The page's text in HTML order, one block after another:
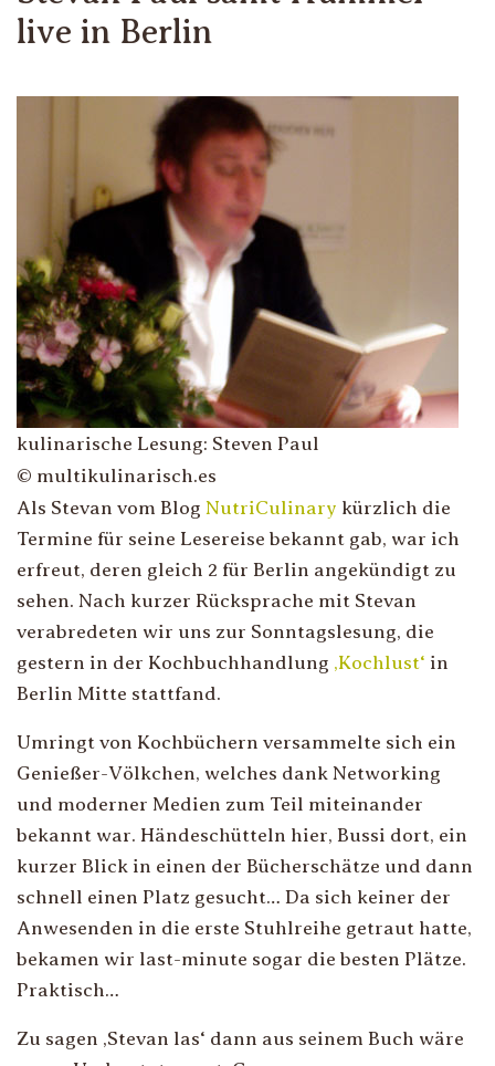
live in Berlin
kulinarische Lesung: Steven Paul
© multikulinarisch.es
Als Stevan vom Blog NutriCulinary kürzlich die
Termine für seine Lesereise bekannt gab, war ich
erfreut, deren gleich 2 für Berlin angekündigt zu
sehen. Nach kurzer Rücksprache mit Stevan
verabredeten wir uns zur Sonntagslesung, die
gestern in der Kochbuchhandlung ‚Kochlust‘ in
Berlin Mitte stattfand.
Umringt von Kochbüchern versammelte sich ein
Genießer-Völkchen, welches dank Networking
und moderner Medien zum Teil miteinander
bekannt war. Händeschütteln hier, Bussi dort, ein
kurzer Blick in einen der Bücherschätze und dann
schnell einen Platz gesucht… Da sich keiner der
Anwesenden in die erste Stuhlreihe getraut hatte,
bekamen wir last-minute sogar die besten Plätze.
Praktisch…
Zu sagen ‚Stevan las‘ dann aus seinem Buch wäre